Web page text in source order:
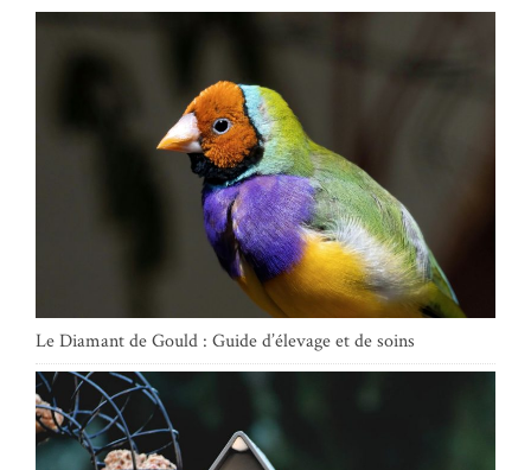
Le Diamant de Gould : Guide d’élevage et de soins